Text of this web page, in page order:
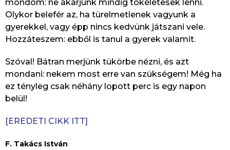
mondom: ne akarjunk mindig tökéletesek lenni.
Olykor belefér az, ha türelmetlenek vagyunk a
gyerekkel, vagy épp nincs kedvünk játszani vele.
Hozzáteszem: ebből is tanul a gyerek valamit.
Szóval! Bátran merjünk tükörbe nézni, és azt
mondani: nekem most erre van szükségem! Még ha
ez tényleg csak néhány lopott perc is egy napon
belül!
[EREDETI CIKK ITT]
F. Takács István